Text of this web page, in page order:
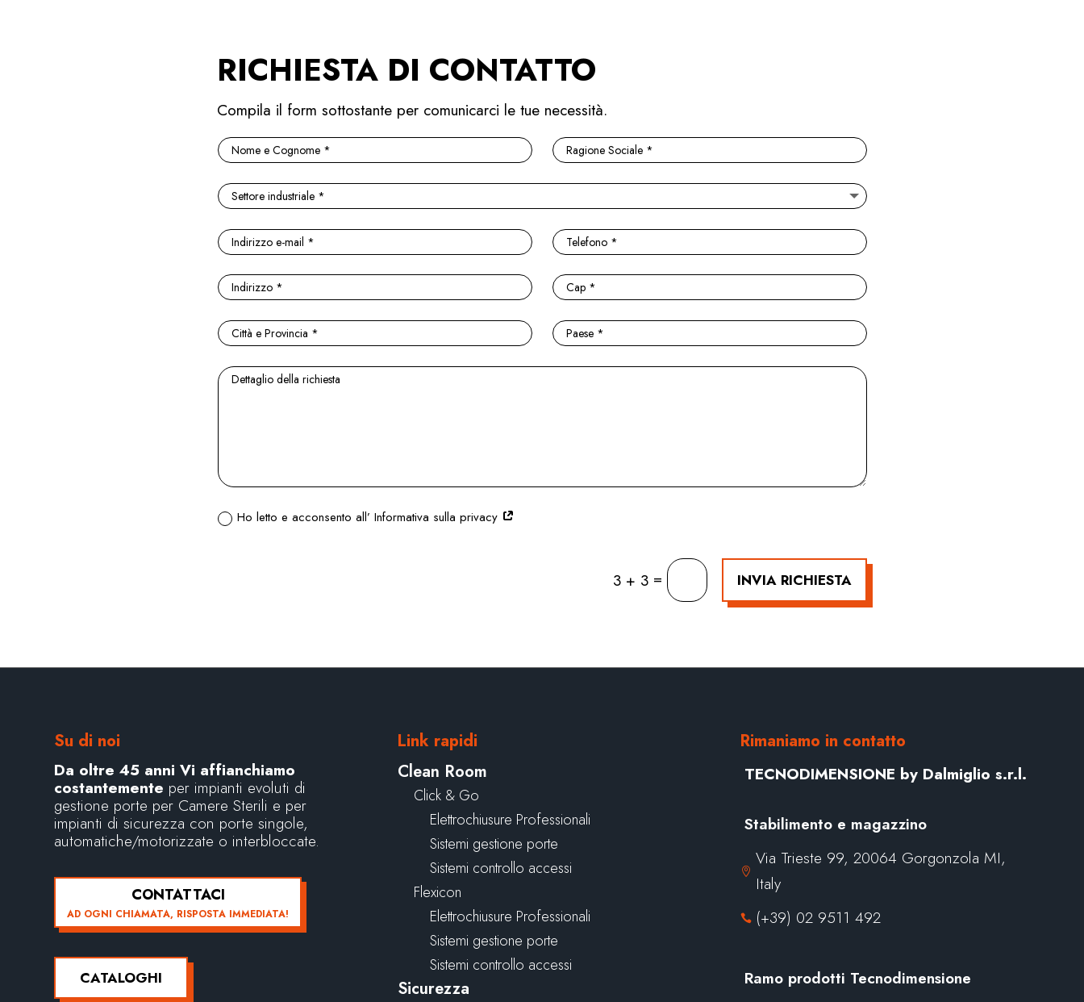
RICHIESTA DI CONTATTO
Compila il form sottostante per comunicarci le tue necessità.
Ho letto e acconsento all’ Informativa sulla privacy
3 + 3 = INVIA RICHIESTA
Su di noi
Da oltre 45 anni Vi affianchiamo
costantemente per impianti evoluti di
gestione porte per Camere Sterili e per
impianti di sicurezza con porte singole,
automatiche/motorizzate o interbloccate.
CONTATTACI
AD OGNI CHIAMATA, RISPOSTA IMMEDIATA!
CATALOGHI
Link rapidi
Clean Room
Click & Go
Elettrochiusure Professionali
Sistemi gestione porte
Sistemi controllo accessi
Flexicon
Elettrochiusure Professionali
Sistemi gestione porte
Sistemi controllo accessi
Sicurezza
Rimaniamo in contatto
TECNODIMENSIONE by Dalmiglio s.r.l.
Stabilimento e magazzino

Via Trieste 99, 20064 Gorgonzola MI,
Italy
 (+39) 02 9511 492
Ramo prodotti Tecnodimensione